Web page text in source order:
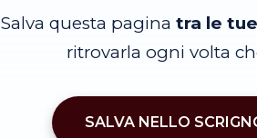
Salva questa pagina tra le
ritrovarla ogni volta
SALVA NELLO